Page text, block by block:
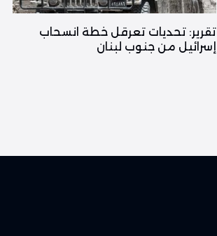
تقرير: تحديات تعرقل خطة انسحاب
إسرائيل من جنوب لبنان